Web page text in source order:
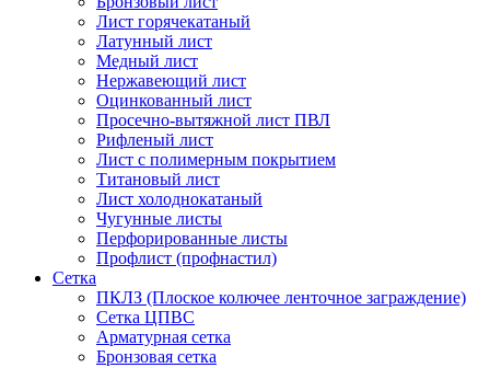
Лист горячекатаный
Латунный лист
Медный лист
Нержавеющий лист
Оцинкованный лист
Просечно-вытяжной лист ПВЛ
Рифленый лист
Лист с полимерным покрытием
Титановый лист
Лист холоднокатаный
Чугунные листы
Перфорированные листы
Профлист (профнастил)
Сетка
ПКЛЗ (Плоское колючее ленточное заграждение)
Сетка ЦПВС
Арматурная сетка
Бронзовая сетка